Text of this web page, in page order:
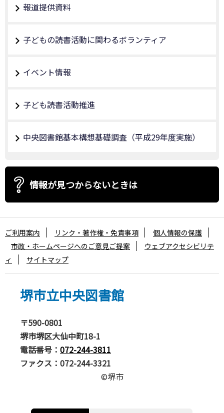
報道提供資料
子どもの読書活動に関わるボランティア
イベント情報
子ども読書活動推進
中央図書館基本構想基礎調査（平成29年度実施）
情報が見つからないときは
堺市立中央図書館
〒590-0801
堺市堺区大仙中町18-1
電話番号： 072-244-3811
ファクス：072-244-3321
ご利用案内 リンク・著作権・免責事項
個人情報の保護
市政・ホームページへのご意見ご提案
ウェブアクセシビリテ
ィ
サイトマップ
©堺市